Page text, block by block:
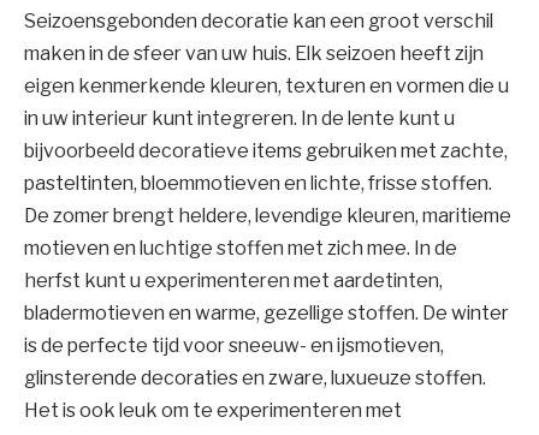
Seizoensgebonden decoratie kan een groot verschil
maken in de sfeer van uw huis. Elk seizoen heeft zijn
eigen kenmerkende kleuren, texturen en vormen die u
in uw interieur kunt integreren. In de lente kunt u
bijvoorbeeld decoratieve items gebruiken met zachte,
pasteltinten, bloemmotieven en lichte, frisse stoffen.
De zomer brengt heldere, levendige kleuren, maritieme
motieven en luchtige stoffen met zich mee. In de
herfst kunt u experimenteren met aardetinten,
bladermotieven en warme, gezellige stoffen. De winter
is de perfecte tijd voor sneeuw- en ijsmotieven,
glinsterende decoraties en zware, luxueuze stoffen.
Het is ook leuk om te experimenteren met